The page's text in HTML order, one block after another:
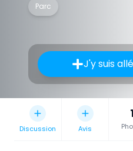
Parc
J'y suis allé
Discussion Avis